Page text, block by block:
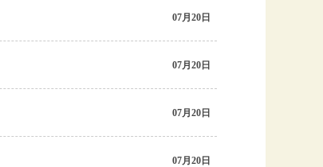
07月20日
07月20日
07月20日
07月20日